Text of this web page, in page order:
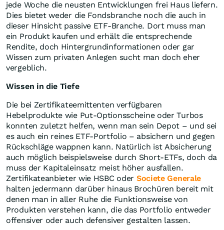
jede Woche die neusten Entwicklungen frei Haus liefern.
Dies bietet weder die Fondsbranche noch die auch in
dieser Hinsicht passive ETF-Branche. Dort muss man
ein Produkt kaufen und erhält die entsprechende
Rendite, doch Hintergrundinformationen oder gar
Wissen zum privaten Anlegen sucht man doch eher
vergeblich.
Wissen in die Tiefe
Die bei Zertifikateemittenten verfügbaren
Hebelprodukte wie Put-Optionsscheine oder Turbos
konnten zuletzt helfen, wenn man sein Depot – und sei
es auch ein reines ETF-Portfolio – absichern und gegen
Rückschläge wappnen kann. Natürlich ist Absicherung
auch möglich beispielsweise durch Short-ETFs, doch da
muss der Kapitaleinsatz meist höher ausfallen.
Zertifikateanbieter wie HSBC oder Societe Generale
halten jedermann darüber hinaus Brochüren bereit mit
denen man in aller Ruhe die Funktionsweise von
Produkten verstehen kann, die das Portfolio entweder
offensiver oder auch defensiver gestalten lassen.